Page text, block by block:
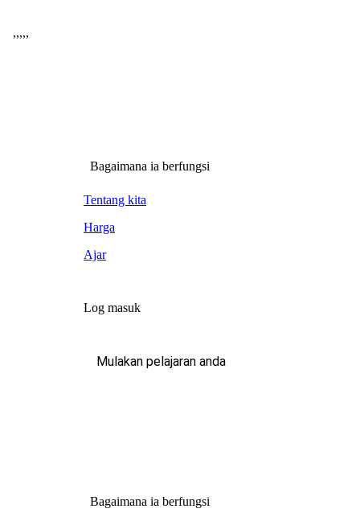
,,,,,
Bagaimana ia berfungsi
Tentang kita
Harga
Ajar
Log masuk
Mulakan pelajaran anda
Bagaimana ia berfungsi